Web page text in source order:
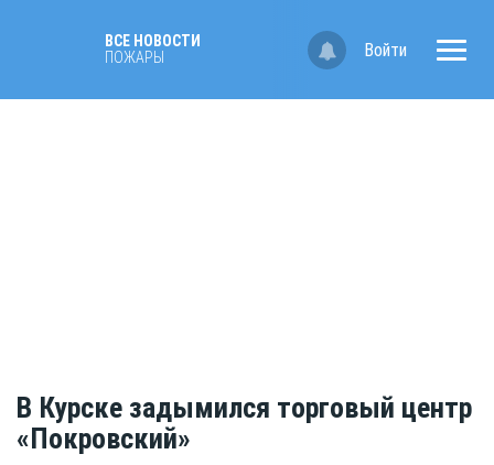
ВСЕ НОВОСТИ
ПОЖАРЫ
Войти
В Курске задымился торговый центр
«Покровский»